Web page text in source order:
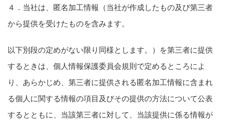
４．当社は、匿名加工情報（当社が作成したもの及び第三者
から提供を受けたものを含みます。
以下別段の定めがない限り同様とします。）を第三者に提供
するときは、個人情報保護委員会規則で定めるところによ
り、あらかじめ、第三者に提供される匿名加工情報に含まれ
る個人に関する情報の項目及びその提供の方法について公表
するとともに、当該第三者に対して、当該提供に係る情報が